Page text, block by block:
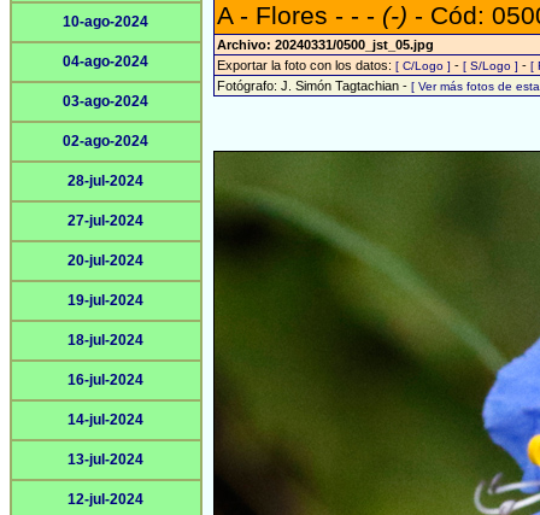
10-ago-2024
04-ago-2024
03-ago-2024
02-ago-2024
28-jul-2024
27-jul-2024
20-jul-2024
19-jul-2024
18-jul-2024
16-jul-2024
14-jul-2024
13-jul-2024
12-jul-2024
A - Flores - - - (-) - Cód:
Archivo: 20240331/0500_jst_05.jpg
Exportar la foto con los datos: [ C/Logo ] - [ S/Logo ] - [
Fotógrafo: J. Simón Tagtachian - [ Ver más fotos de